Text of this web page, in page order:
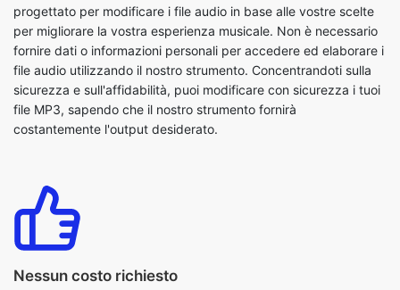
sicurezza e sull'affidabilità, puoi modificare con sicurezza i tuoi
file MP3, sapendo che il nostro strumento fornirà
costantemente l'output desiderato.
Nessun costo richiesto
Stai cercando di modificare i tuoi file MP3 gratuitamente? Non
cercare più! Il nostro strumento di editor MP3 online gratuito ti
fornendo clip audio accurate e di alta qualità in base alle tue